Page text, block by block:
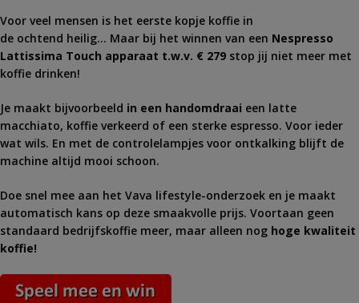
Voor veel mensen is het eerste kopje koffie in
de ochtend heilig… Maar bij het winnen van een Nespresso
Lattissima Touch apparaat t.w.v. € 279 stop jij niet meer met
koffie drinken!
Je maakt bijvoorbeeld in een handomdraai een latte
macchiato, koffie verkeerd of een sterke espresso. Voor ieder
wat wils. En met de controlelampjes voor ontkalking blijft de
machine altijd mooi schoon.
Doe snel mee aan het Vava lifestyle-onderzoek en je maakt
automatisch kans op deze smaakvolle prijs. Voortaan geen
standaard bedrijfskoffie meer, maar alleen nog hoge kwaliteit
koffie!